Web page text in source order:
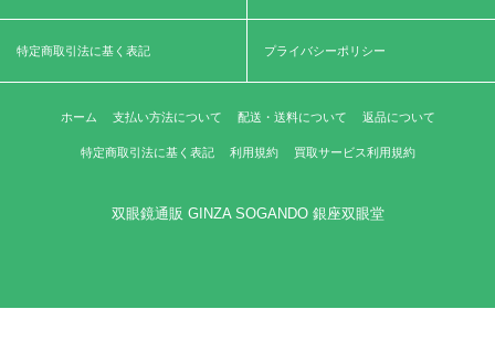
特定商取引法に基く表記 プライバシーポリシー
ホーム 支払い方法について 配送・送料について 返品について
特定商取引法に基く表記 利用規約 買取サービス利用規約
双眼鏡通販 GINZA SOGANDO 銀座双眼堂